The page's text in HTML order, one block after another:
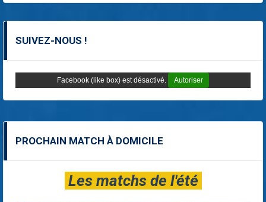
SUIVEZ-NOUS !
Facebook (like box) est désactivé. Autoriser
PROCHAIN MATCH À DOMICILE
Les matchs de l'été